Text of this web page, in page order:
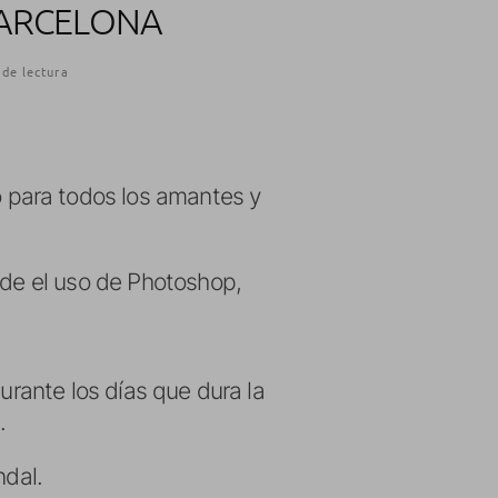
lectura
todos los amantes y
el uso de Photoshop,
los días que dura la